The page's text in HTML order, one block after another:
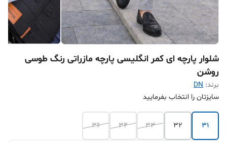
شلوار پارچه ای کمر انگلیسی پارچه مازراتی رنگ طوسی
روشن
برند: DN
سایزتان را انتخاب بفرمایید
31
32
33
34
36